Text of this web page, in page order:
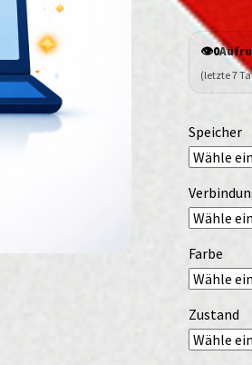
👁️0
(letzte 7
Speicher
Farbe
Zustand